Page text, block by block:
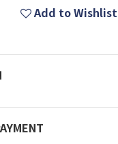
Add to Wishlist